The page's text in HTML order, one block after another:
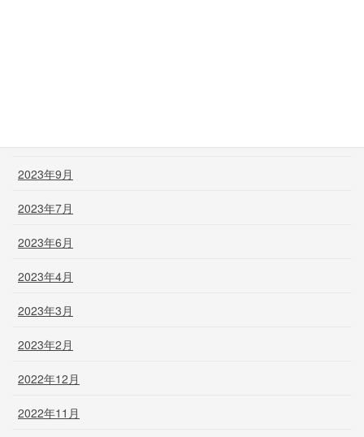
2023年9月
2023年7月
2023年6月
2023年4月
2023年3月
2023年2月
2022年12月
2022年11月